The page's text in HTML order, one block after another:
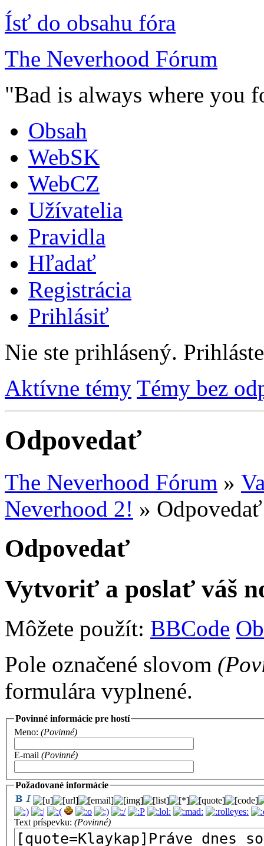
Ísť do obsahu fóra
The Neverhood Fórum
"Bad is always where you
Obsah
WebSK
WebCZ
Užívatelia
Pravidla
Hľadať
Registrácia
Prihlásiť
Nie ste prihlásený.
Aktívne témy Témy bez
Odpovedať
The Neverhood Fórum »
Neverhood 2! » Odpovedať
Odpovedať
Vytvoriť a poslať váš
Môžete použít: BBCode
Pole označené slovom
formulára vyplnené.
Povinné informácie pre hostí
Meno: (Povinné)
E-mail (Povinné)
Požadované informácie
Text príspevku: (Povinné)